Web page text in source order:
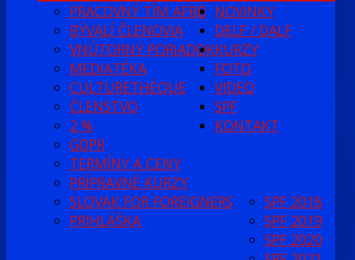
PRACOVNÝ TÍM AFBB
BÝVALÍ ČLENOVIA
VNÚTORNÝ PORIADOK
MEDIATÉKA
CULTURETHÈQUE
ČLENSTVO
2 %
GDPR
NOVINKY
DELF / DALF
TERMÍNY A CENY
PRÍPRAVNÉ KURZY
KURZY
SLOVAK FOR FOREIGNERS
PRIHLÁŠKA
FOTO
VIDEO
SPF
SPF 2018
SPF 2019
SPF 2020
KONTAKT